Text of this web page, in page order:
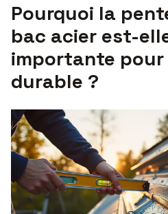
Pourquoi la
bac acier est-
importante
durable ?